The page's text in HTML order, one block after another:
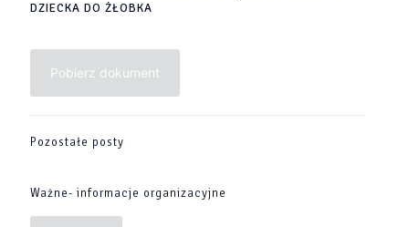
DZIECKA DO ŻŁOBKA
Pobierz dokument
Pozostałe posty
Ważne- informacje organizacyjne